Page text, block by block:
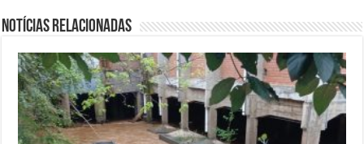
Notícias relacionadas